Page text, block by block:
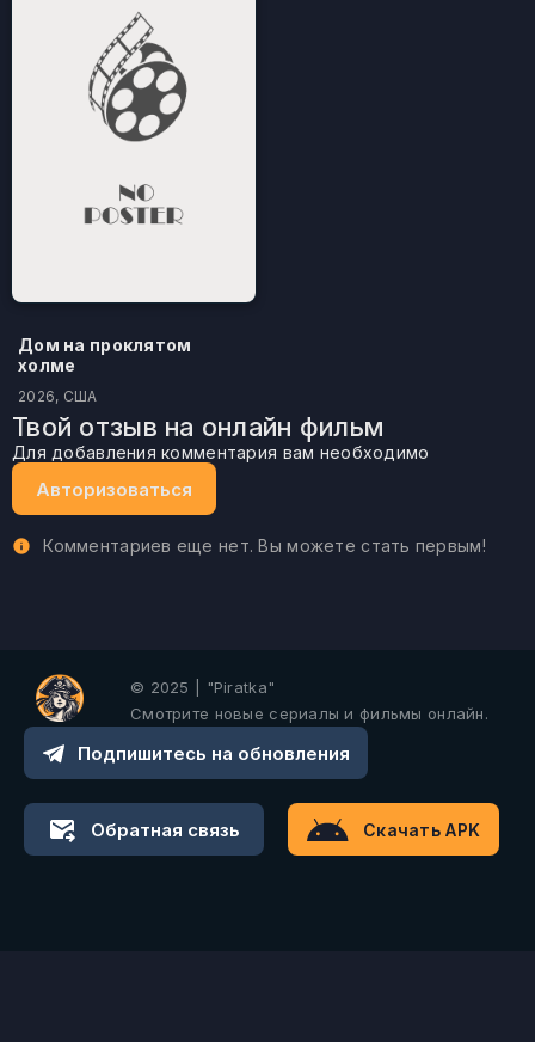
Дом на проклятом
холме
2026, США
Твой отзыв на онлайн фильм
Для добавления комментария вам необходимо
Авторизоваться
Комментариев еще нет. Вы можете стать первым!
© 2025 | "Piratka"
Смотрите новые сериалы и фильмы онлайн.
Подпишитесь на обновления
Обратная связь Скачать APK